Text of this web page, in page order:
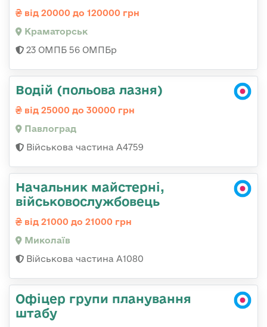
від 20000 до 120000 грн
Краматорськ
23 ОМПБ 56 ОМПБр
Водій (польова лазня)
від 25000 до 30000 грн
Павлоград
Військова частина А4759
Начальник майстерні,
військовослужбовець
від 21000 до 21000 грн
Миколаїв
Військова частина А1080
Офіцер групи планування
штабу